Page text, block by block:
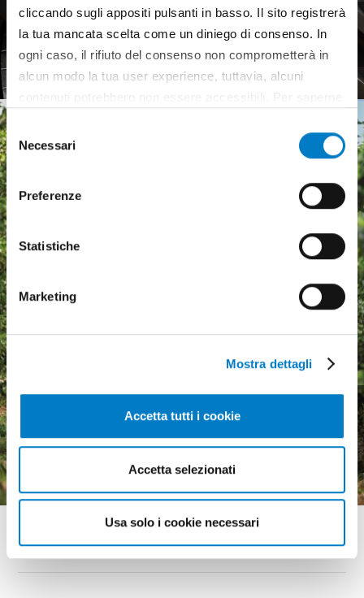
cliccando sugli appositi pulsanti in basso. Il sito registrerà
la tua mancata scelta come un diniego di consenso. In
ogni caso, il rifiuto del consenso non comprometterà in
alcun modo la tua user experience, tuttavia, alcuni
all’utilizzo di tutti, o solamente di alcuni di essi, ti
Selezione
del
consenso
Necessari
Preferenze
Statistiche
Marketing
Mostra dettagli
Accetta tutti i cookie
Accetta selezionati
Usa solo i cookie necessari
Pneumatici agricoli,
mercato europeo debole
Macchine agricole, mercato
in crescita ma pesa
l'incertezza economica